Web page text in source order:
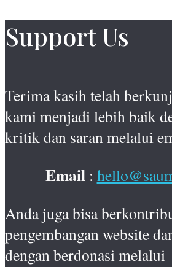
Support Us
Terima kasih telah
kami menjadi lebih baik
kritik dan saran melalui
Email:
Anda juga bisa
pengembangan website
dengan berdonasi melalui